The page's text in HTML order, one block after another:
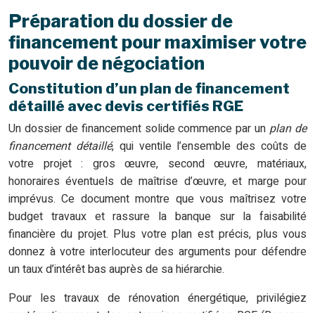
Préparation du dossier de
financement pour maximiser votre
pouvoir de négociation
Constitution d’un plan de financement
détaillé avec devis certifiés RGE
Un dossier de financement solide commence par unplan de
financement détaillé, qui ventile l’ensemble des coûts de
votre projet : gros œuvre, second œuvre, matériaux,
honoraires éventuels de maîtrise d’œuvre, et marge pour
imprévus. Ce document montre que vous maîtrisez votre
budget travaux et rassure la banque sur la faisabilité
financière du projet. Plus votre plan est précis, plus vous
donnez à votre interlocuteur des arguments pour défendre
un taux d’intérêt bas auprès de sa hiérarchie.
Pour les travaux de rénovation énergétique, privilégiez